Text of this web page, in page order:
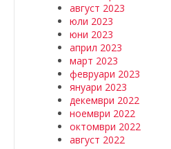
август 2023
юли 2023
юни 2023
април 2023
март 2023
февруари 2023
януари 2023
декември 2022
ноември 2022
октомври 2022
август 2022